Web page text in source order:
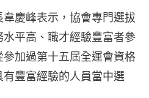
慶峰表示，協會專門選拔
平高、職才經驗豐富者參
加過第十五屆全運會資格
豐富經驗的人員當中選